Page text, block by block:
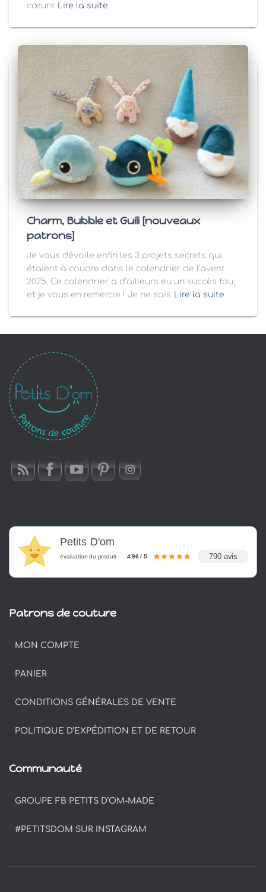
cœurs Lire la suite
Charm, Bubble et Guili [nouveaux
patrons]
Je vous dévoile enfin les 3 projets secrets qui
étaient à coudre dans le calendrier de l’avent
2025. Ce calendrier a d’ailleurs eu un succès fou,
et je vous en remercie ! Je ne sais Lire la suite
Petits D'om
évaluation du produit 4.96 / 5 790 avis
Patrons de couture
MON COMPTE
PANIER
CONDITIONS GÉNÉRALES DE VENTE
POLITIQUE D’EXPÉDITION ET DE RETOUR
Communauté
GROUPE FB PETITS D’OM-MADE
#PETITSDOM SUR INSTAGRAM